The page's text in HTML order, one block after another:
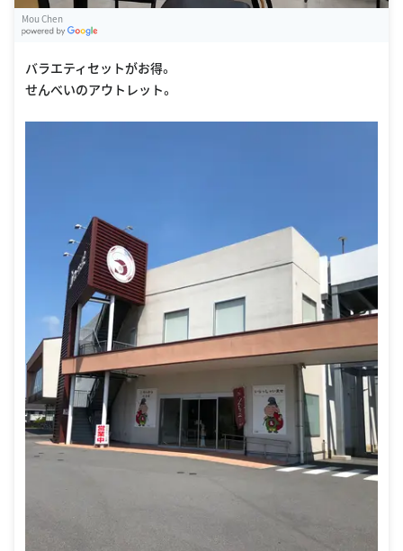
Mou Chen
バラエティセットがお得。
せんべいのアウトレット。